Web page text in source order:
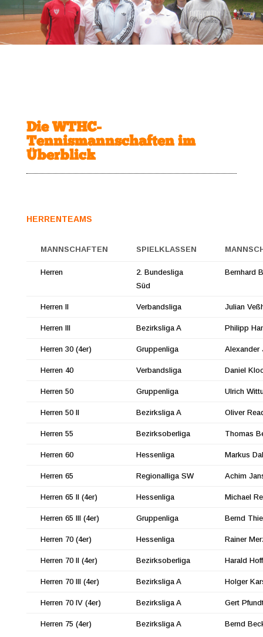
Die WTHC-
Tennismannschaften im
Überblick
HERRENTEAMS
MANNSCHAFTEN SPIELKLASSEN
Herren
2. Bundesliga
Süd
Bernhard
Herren II Verbandsliga Julian
Herren III Bezirksliga A Philipp
Herren 30 (4er) Gruppenliga Alexander
Herren 40 Verbandsliga Daniel
Herren 50 Gruppenliga Ulrich
Herren 50 II Bezirksliga A Oliver
Herren 55 Bezirksoberliga Thomas
Herren 60 Hessenliga Markus
Herren 65 Regionalliga SW Achim
Herren 65 II (4er) Hessenliga Michael
Herren 65 III (4er) Gruppenliga Bernd
Herren 70 (4er) Hessenliga Rainer
Herren 70 II (4er) Bezirksoberliga Harald Hoff
Herren 70 III (4er) Bezirksliga A Holger
Herren 70 IV (4er) Bezirksliga A Gert
Herren 75 (4er) Bezirksliga A Bernd